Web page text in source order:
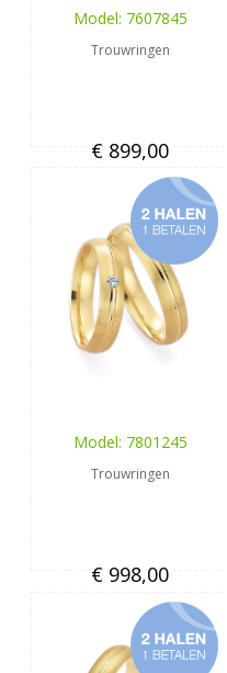
Model: 7607845
Trouwringen
€ 899,00
Model: 7801245
Trouwringen
€ 998,00